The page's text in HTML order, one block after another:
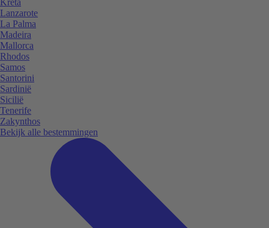
Lanzarote
La Palma
Madeira
Mallorca
Rhodos
Samos
Santorini
Sardinië
Sicilië
Tenerife
Zakynthos
Bekijk alle bestemmingen